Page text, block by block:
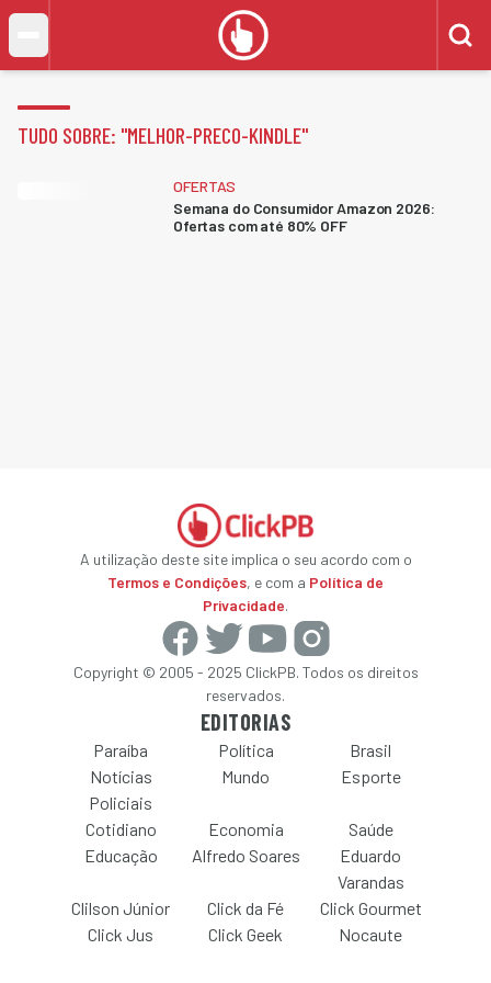
TUDO SOBRE: "MELHOR-PRECO-KINDLE"
OFERTAS
Semana do Consumidor Amazon 2026:
Ofertas com até 80% OFF
A utilização deste site implica o seu acordo com o
Termos e Condições, e com a Política de
Privacidade.
Copyright © 2005 - 2025 ClickPB. Todos os direitos
reservados.
EDITORIAS
Paraíba Política
Brasil
Notícias
Policiais
Mundo Esporte
Cotidiano Economia
Saúde
Educação
Alfredo Soares
Eduardo
Varandas
Clilson Júnior
Click da Fé
Click Gourmet
Click Jus
Click Geek Nocaute